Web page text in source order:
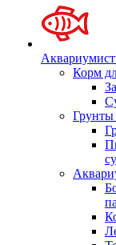
Корм
Грунты